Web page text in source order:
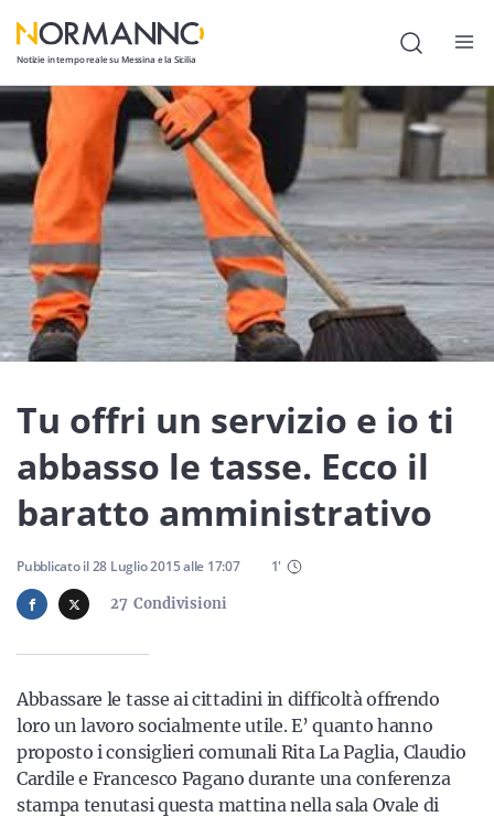
Notizie in tempo reale su Messina e la Sicilia
Attualità
Cronaca
Politica
Cultura
Lavoro
Società
Economia
Sport
Sicilia
Servizi
Resta sempre aggiornato con le ultime news, iscriviti alla
nostra newsletter
Iscriviti
Tu offri un servizio e io ti
abbasso le tasse. Ecco il
baratto amministrativo
27 Condivisioni
Pubblicato il28 Luglio 2015alle 17:07 1'
Abbassare le tasse ai cittadini in difficoltà offrendo
loro un lavoro socialmente utile. E’ quanto hanno
proposto i consiglieri comunali Rita La Paglia, Claudio
Cardile e Francesco Pagano durante una conferenza
stampa tenutasi questa mattina nella sala Ovale di